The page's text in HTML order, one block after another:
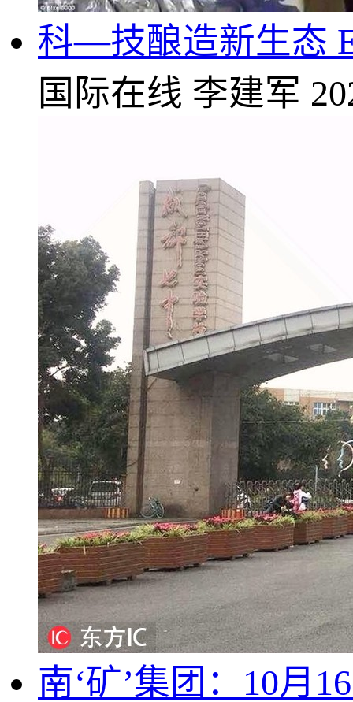
科—技酿造新生态
国际在线 李建军
南‘矿’集团：10月